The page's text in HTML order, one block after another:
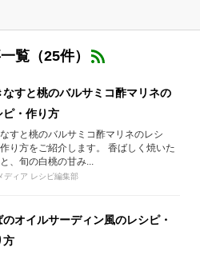
覧（25件）
なすと桃のバルサミコ酢マリネの
ピ・作り方
すと桃のバルサミコ酢マリネのレシ
り方をご紹介します。 香ばしく焼いた
、旬の白桃の甘み...
ディア レシピ編集部
のオイルサーディン風のレシピ・
方